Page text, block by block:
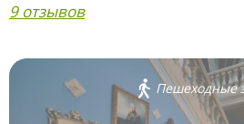
9 отзывов
Пешеходные